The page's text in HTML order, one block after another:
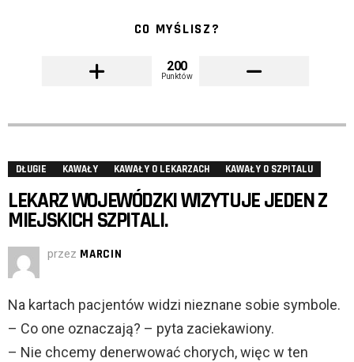
CO MYŚLISZ?
200
Punktów
DŁUGIE KAWAŁY KAWAŁY O LEKARZACH KAWAŁY O SZPITALU
LEKARZ WOJEWÓDZKI WIZYTUJE JEDEN Z
MIEJSKICH SZPITALI.
przez MARCIN
Na kartach pacjentów widzi nieznane sobie symbole.
– Co one oznaczają? – pyta zaciekawiony.
– Nie chcemy denerwować chorych, więc w ten